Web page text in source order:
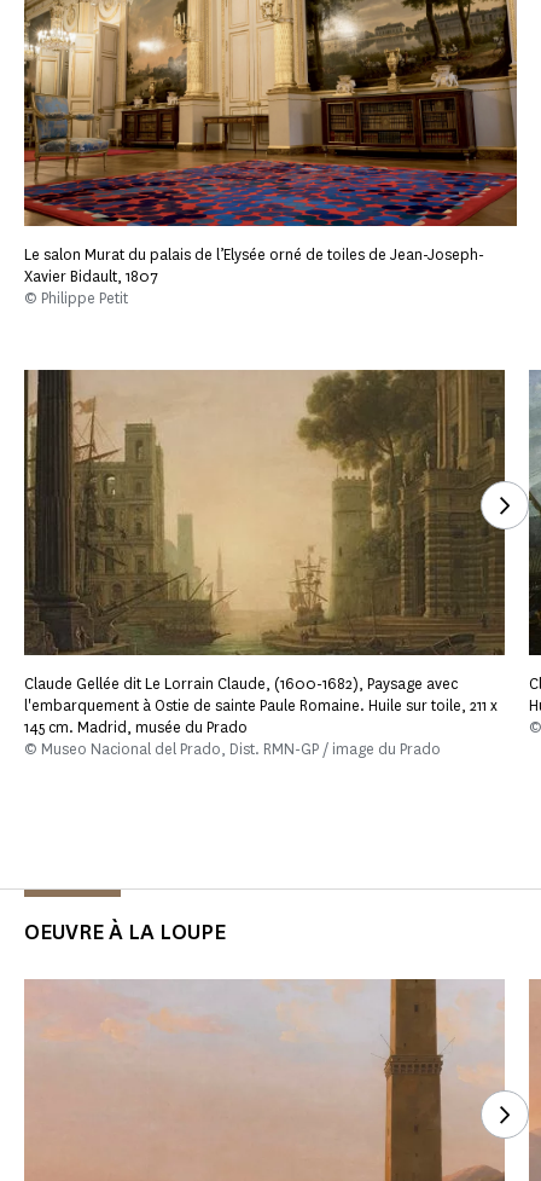
Le salon Murat du palais de l’Elysée orné de toiles de Jean-Joseph-
Xavier Bidault, 1807
© Philippe Petit
Claude Gellée dit Le Lorrain Claude, (1600-1682), Paysage avec
l'embarquement à Ostie de sainte Paule Romaine. Huile sur toile, 211 x
145 cm. Madrid, musée du Prado
© Museo Nacional del Prado, Dist. RMN-GP / image du Prado
OEUVRE À LA LOUPE